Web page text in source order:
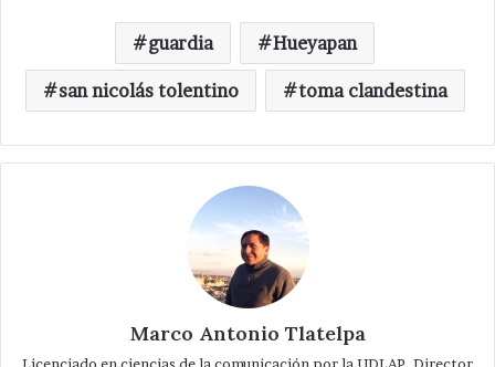
guardia Hueyapan
san nicolás tolentino toma clandestina
Marco Antonio Tlatelpa
Licenciado en ciencias de la comunicación por la UDLAP. Director